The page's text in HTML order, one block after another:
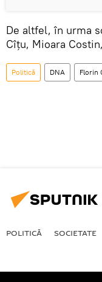
De altfel, în urma
Cîțu, Mioara
Politică DNA Florin
POLITICĂ SOCIETATE